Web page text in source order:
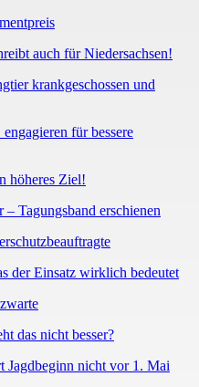
auch für Niedersachsen!
krankgeschossen und
für bessere
höheres Ziel!
Tagungsband erschienen
der Einsatz wirklich bedeutet
das nicht besser?
Jagdbeginn nicht vor 1. Mai